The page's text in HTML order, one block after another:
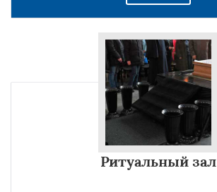
Ритуальный зал